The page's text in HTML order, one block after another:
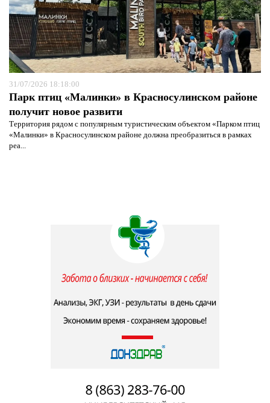
31/07/2026 18:18:00
Парк птиц «Малинки» в Красносулинском районе
получит новое развити
Территория рядом с популярным туристическим объектом «Парком птиц
«Малинки» в Красносулинском районе должна преобразиться в рамках
реа...